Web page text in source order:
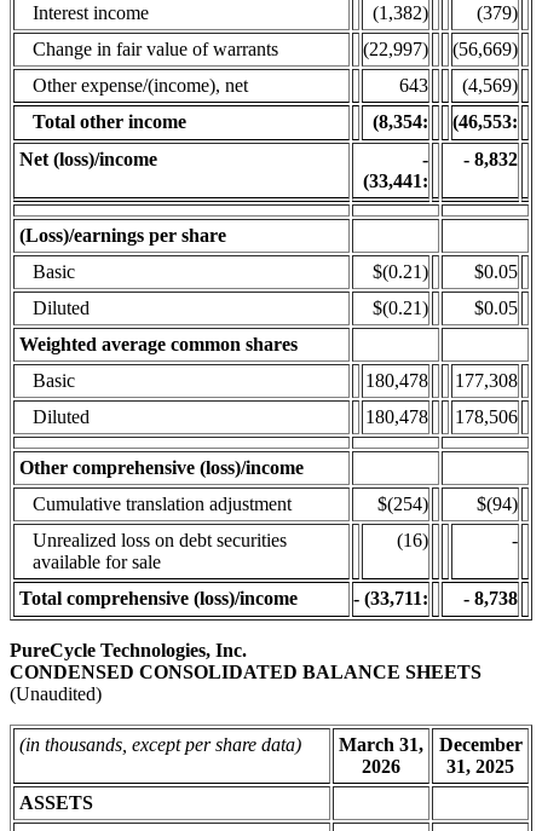
Interest income
(1,382)
(379)
Change in fair value of warrants
(22,997)
(56,669)
Other expense/(income), net
643
(4,569)
Total other income
(8,354: (46,553:
Net (loss)/income
-
(33,441:
- 8,832
(Loss)/earnings per share
Basic
$(0.21)
$0.05
Diluted
$(0.21)
$0.05
Weighted average common shares
Basic
180,478
177,308
Diluted
180,478 178,506
Other comprehensive (loss)/income
Cumulative translation adjustment
$(254)
$(94)
Unrealized loss on debt securities
available for sale
(16) -
Total comprehensive (loss)/income - (33,711: - 8,738
PureCycle Technologies, Inc.
CONDENSED CONSOLIDATED BALANCE SHEETS
(Unaudited)
(in thousands, except per share data)
March 31,
2026
December
31, 2025
ASSETS